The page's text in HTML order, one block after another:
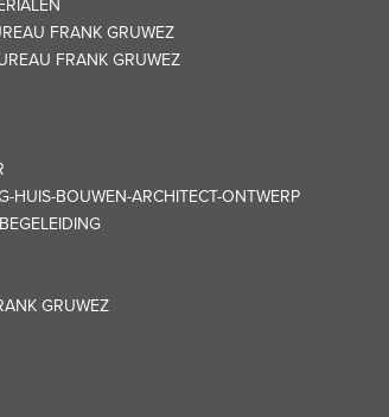
FRANK GRUWEZ
FRANK GRUWEZ
HUIS-BOUWEN-ARCHITECT-ONTWERP
GRUWEZ